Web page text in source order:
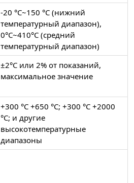
-20 °C~150 °C (нижний
температурный диапазон),
0°C~410°C (средний
температурный диапазон)
±2°C или 2% от показаний,
максимальное значение
+300 °C +650 °C; +300 °C +2000
°C; и другие
высокотемпературные
диапазоны